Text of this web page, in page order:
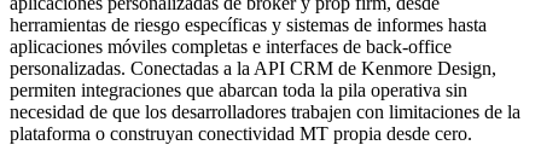
herramientas de riesgo específicas y sistemas de informes hasta
aplicaciones móviles completas e interfaces de back-office
personalizadas. Conectadas a la API CRM de Kenmore Design,
permiten integraciones que abarcan toda la pila operativa sin
necesidad de que los desarrolladores trabajen con limitaciones de la
plataforma o construyan conectividad MT propia desde cero.